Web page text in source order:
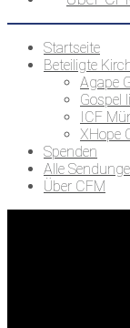
Startseite
Beteiligte
Agape
Gospel
ICF
XHope
Spenden
Alle
Über CFM